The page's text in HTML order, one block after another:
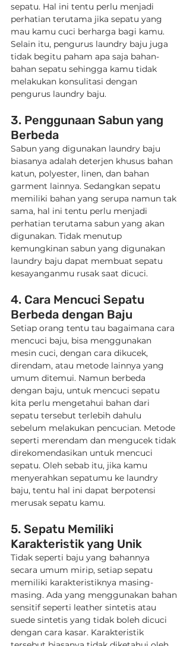
sepatu. Hal ini tentu perlu menjadi
perhatian terutama jika sepatu yang
mau kamu cuci berharga bagi kamu.
Selain itu, pengurus laundry baju juga
tidak begitu paham apa saja bahan-
bahan sepatu sehingga kamu tidak
melakukan konsulitasi dengan
pengurus laundry baju.
3. Penggunaan Sabun yang
Berbeda
Sabun yang digunakan laundry baju
biasanya adalah deterjen khusus bahan
katun, polyester, linen, dan bahan
garment lainnya. Sedangkan sepatu
memiliki bahan yang serupa namun tak
sama, hal ini tentu perlu menjadi
perhatian terutama sabun yang akan
digunakan. Tidak menutup
kemungkinan sabun yang digunakan
laundry baju dapat membuat sepatu
kesayanganmu rusak saat dicuci.
4. Cara Mencuci Sepatu
Berbeda dengan Baju
Setiap orang tentu tau bagaimana cara
mencuci baju, bisa menggunakan
mesin cuci, dengan cara dikucek,
direndam, atau metode lainnya yang
umum ditemui. Namun berbeda
dengan baju, untuk mencuci sepatu
kita perlu mengetahui bahan dari
sepatu tersebut terlebih dahulu
sebelum melakukan pencucian. Metode
seperti merendam dan mengucek tidak
direkomendasikan untuk mencuci
sepatu. Oleh sebab itu, jika kamu
menyerahkan sepatumu ke laundry
baju, tentu hal ini dapat berpotensi
merusak sepatu kamu.
5. Sepatu Memiliki
Karakteristik yang Unik
Tidak seperti baju yang bahannya
secara umum mirip, setiap sepatu
memiliki karakteristiknya masing-
masing. Ada yang menggunakan bahan
sensitif seperti leather sintetis atau
suede sintetis yang tidak boleh dicuci
dengan cara kasar. Karakteristik